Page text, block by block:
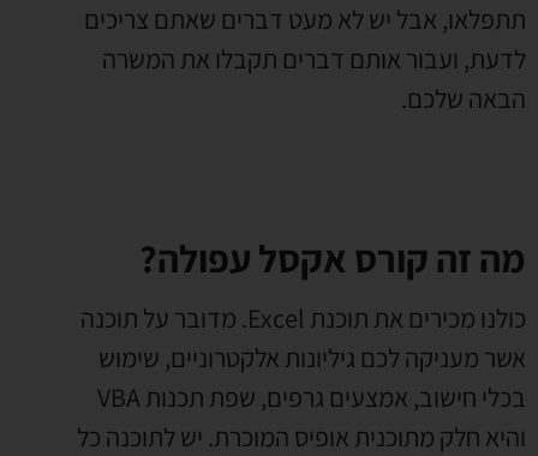
תתפלאו, אבל יש לא מעט דברים שאתם צריכים
לדעת, ועבור אותם דברים תקבלו את המשרה
הבאה שלכם.
מה זה קורס אקסל עפולה?
כולנו מכירים את תוכנת Excel. מדובר על תוכנה
אשר מעניקה לכם גיליונות אלקטרוניים, שימוש
בכלי חישוב, אמצעים גרפים, שפת תכנות VBA
והיא חלק מתוכנית אופיס המוכרת. יש לתוכנה כל